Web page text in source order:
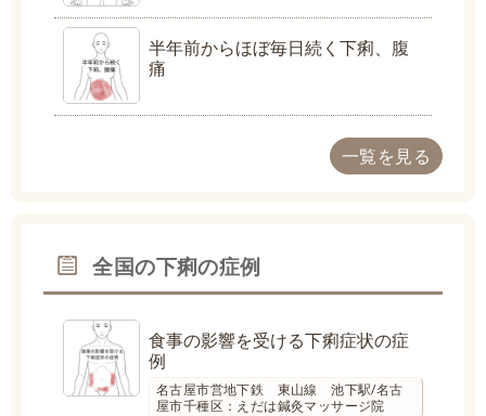
半年前からほぼ毎日続く下痢、腹
痛
一覧を見る
全国の下痢の症例
食事の影響を受ける下痢症状の症
例
名古屋市営地下鉄 東山線 池下駅/名古
屋市千種区：えだは鍼灸マッサージ院